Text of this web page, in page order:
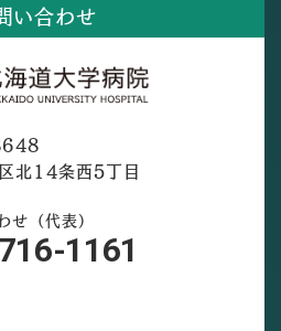
い合わせ
北14条西5丁目
せ（代表）
1161